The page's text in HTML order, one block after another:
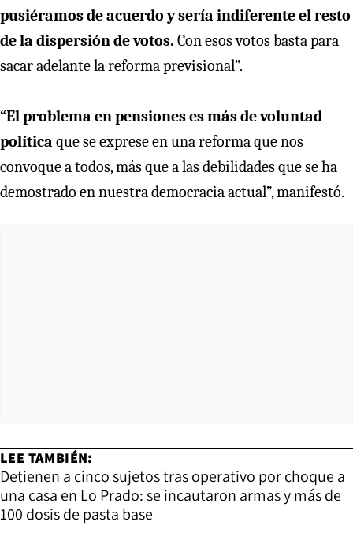
pusiéramos de acuerdo y sería indiferente el resto
de la dispersión de votos. Con esos votos basta para
sacar adelante la reforma previsional”.
“El problema en pensiones es más de voluntad
política que se exprese en una reforma que nos
convoque a todos, más que a las debilidades que se ha
demostrado en nuestra democracia actual”, manifestó.
LEE TAMBIÉN:
Detienen a cinco sujetos tras operativo por choque a
una casa en Lo Prado: se incautaron armas y más de
100 dosis de pasta base